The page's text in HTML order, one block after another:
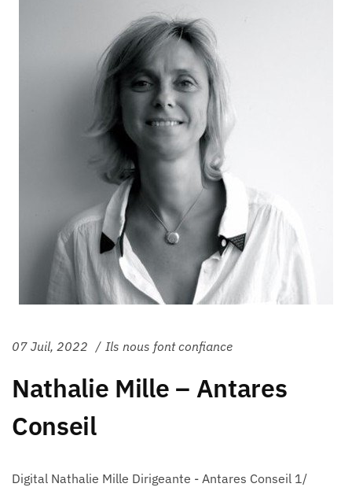
07 Juil, 2022 Ils nous font confiance
Nathalie Mille – Antares
Conseil
Digital Nathalie Mille Dirigeante - Antares Conseil 1/